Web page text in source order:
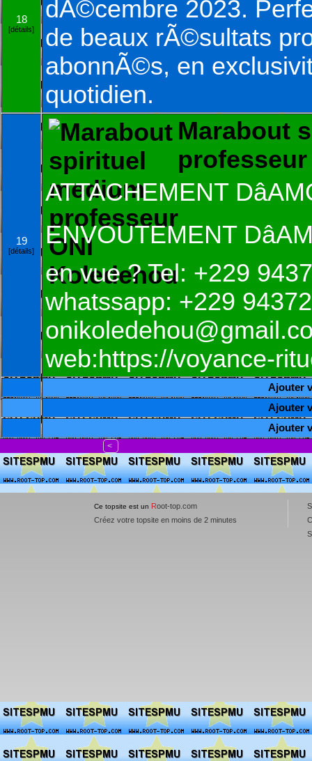
18
[détails]
dÃ©cembre 2023.
de beaux rÃ©sultats
abonnÃ©s, en
quotidien.
19
[détails]
Marabout
ATTACHEMENT
ENVOUTEMENT
en vue ? Tel: +229
whatssapp: +229
web:https://voyance-
Ajouter
Ajouter
Ajouter
<
Ce topsite est un Root-top.com
Créez votre topsite en moins de 2 minutes